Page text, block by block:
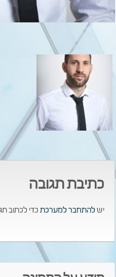
כתיבת תגובה
ישלהתחבר למערכתכדי לכתוב